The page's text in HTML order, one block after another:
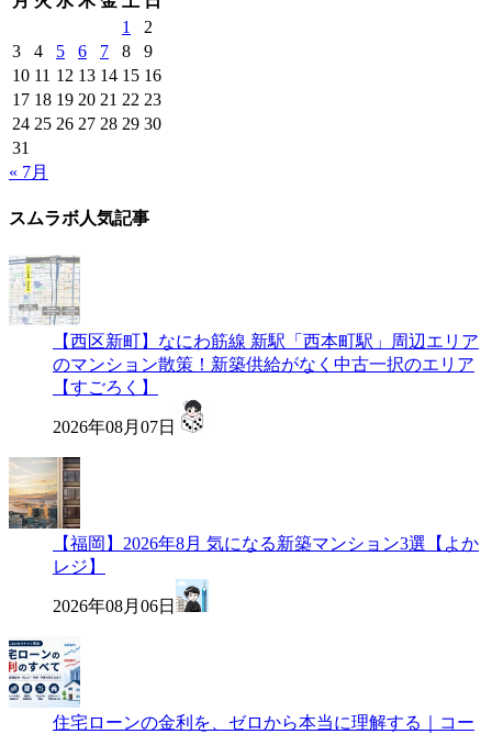
1
2
3
4 5 6 7 8
9
10 11 12 13 14 15 16
17 18 19 20 21 22 23
24 25 26 27 28 29 30
31
« 7月
スムラボ人気記事
【西区新町】なにわ筋線 新駅「西本町駅」周辺エリア
のマンション散策！新築供給がなく中古一択のエリア
【すごろく】
2026年08月07日
【福岡】2026年8月 気になる新築マンション3選【よか
レジ】
2026年08月06日
住宅ローンの金利を、ゼロから本当に理解する｜コー